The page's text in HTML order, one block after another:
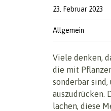
23. Februar 2023
Allgemein
Viele denken,
die mit
sonderbar
auszudrücken.
lachen, diese